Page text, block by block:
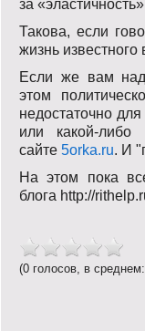
за
Такова, если
жизнь известного
Если же вам
этом
недостаточно
или какой-
сайте 5orka.ru. И
На этом пока
блога http://
(0 голосов, в